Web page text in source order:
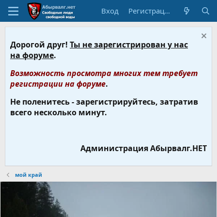
Вход Регистрация
Дорогой друг! Ты не зарегистрирован у нас
на форуме.
Возможность просмотра многих тем требует
регистрации на форуме.
Не поленитесь - зарегистрируйтесь, затратив
всего несколько минут.
Администрация Абырвалг.НЕТ
мой край